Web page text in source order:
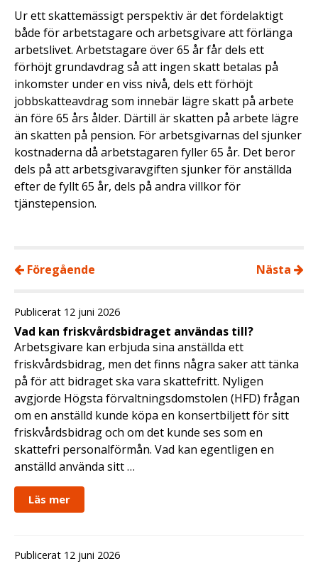
Ur ett skattemässigt perspektiv är det fördelaktigt
både för arbetstagare och arbetsgivare att förlänga
arbetslivet. Arbetstagare över 65 år får dels ett
förhöjt grundavdrag så att ingen skatt betalas på
inkomster under en viss nivå, dels ett förhöjt
jobbskatteavdrag som innebär lägre skatt på arbete
än före 65 års ålder. Därtill är skatten på arbete lägre
än skatten på pension. För arbetsgivarnas del sjunker
kostnaderna då arbetstagaren fyller 65 år. Det beror
dels på att arbetsgivaravgiften sjunker för anställda
efter de fyllt 65 år, dels på andra villkor för
tjänstepension.
Föregående Nästa
Publicerat 12 juni 2026
Vad kan friskvårdsbidraget användas till?
Arbetsgivare kan erbjuda sina anställda ett
friskvårdsbidrag, men det finns några saker att tänka
på för att bidraget ska vara skattefritt. Nyligen
avgjorde Högsta förvaltningsdomstolen (HFD) frågan
om en anställd kunde köpa en konsertbiljett för sitt
friskvårdsbidrag och om det kunde ses som en
skattefri personalförmån. Vad kan egentligen en
anställd använda sitt …
Läs mer
Publicerat 12 juni 2026